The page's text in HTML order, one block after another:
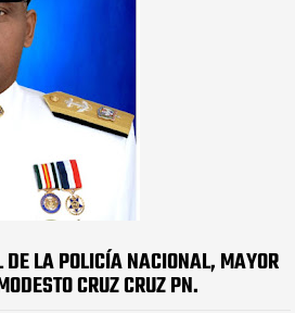
DE LA POLICÍA NACIONAL, MAYOR
CRUZ CRUZ PN.